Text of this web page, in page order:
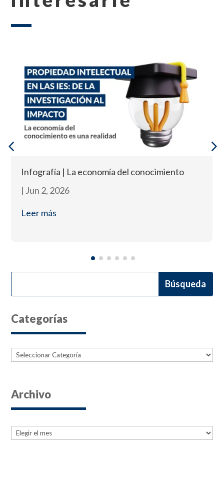
Infografía | La economía del conocimiento
| Jun 2, 2026
Leer más
Categorías
Categorías
Archivo
Archives